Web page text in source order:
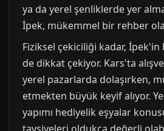
ya da yerel şenliklerde yer
İpek, mükemmel bir rehber
Fiziksel çekiciliği kadar, İpek'in
de dikkat çekiyor. Kars'ta
yerel pazarlarda dolaşırken,
etmekten büyük keyif alıyor.
yapımı hediyelik eşyalar